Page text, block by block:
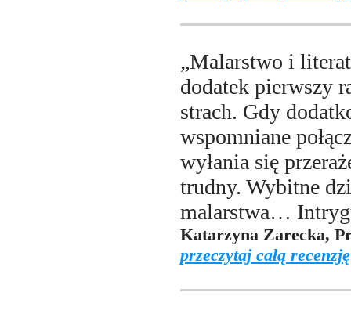
„Malarstwo i
dodatek pierwszy
strach. Gdy
wspomniane
wyłania się
trudny. Wybitne
malarstwa…
Katarzyna Zarecka,
przeczytaj całą recenzję